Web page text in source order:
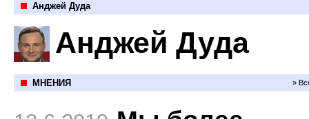
Анджей Дуда
Анджей Дуда
МНЕНИЯ »